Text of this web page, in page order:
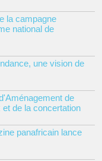
la campagne
national de
une vision de
de
de la concertation
panafricain lance